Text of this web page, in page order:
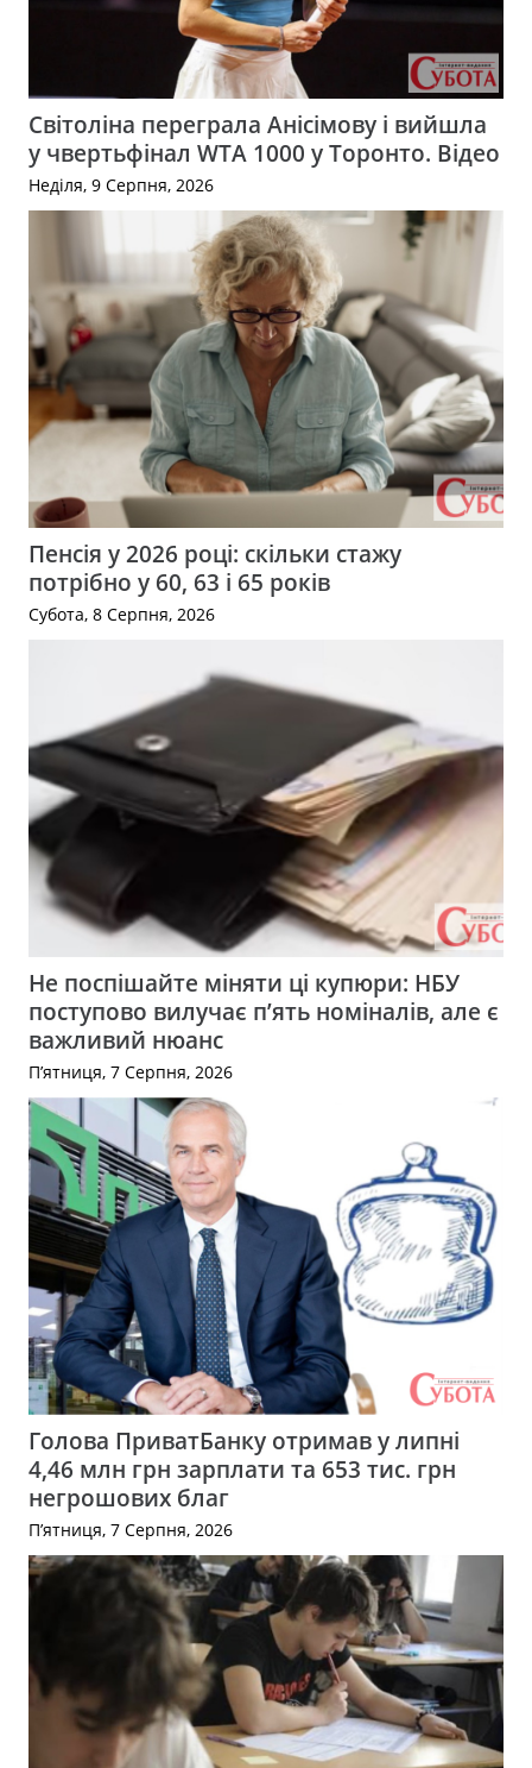
Світоліна переграла Анісімову і вийшла
у чвертьфінал WTA 1000 у Торонто. Відео
Неділя, 9 Серпня, 2026
Пенсія у 2026 році: скільки стажу
потрібно у 60, 63 і 65 років
Субота, 8 Серпня, 2026
Не поспішайте міняти ці купюри: НБУ
поступово вилучає п’ять номіналів, але є
важливий нюанс
П’ятниця, 7 Серпня, 2026
Голова ПриватБанку отримав у липні
4,46 млн грн зарплати та 653 тис. грн
негрошових благ
П’ятниця, 7 Серпня, 2026